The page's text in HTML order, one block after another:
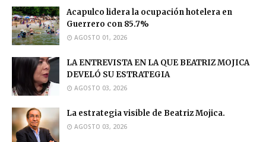
Acapulco lidera la ocupación hotelera en
Guerrero con 85.7%
AGOSTO 01, 2026
LA ENTREVISTA EN LA QUE BEATRIZ MOJICA
DEVELÓ SU ESTRATEGIA
AGOSTO 03, 2026
La estrategia visible de Beatriz Mojica.
AGOSTO 03, 2026